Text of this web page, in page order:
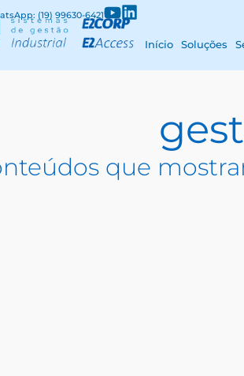
(19) 99630-6421
Início Soluções
que